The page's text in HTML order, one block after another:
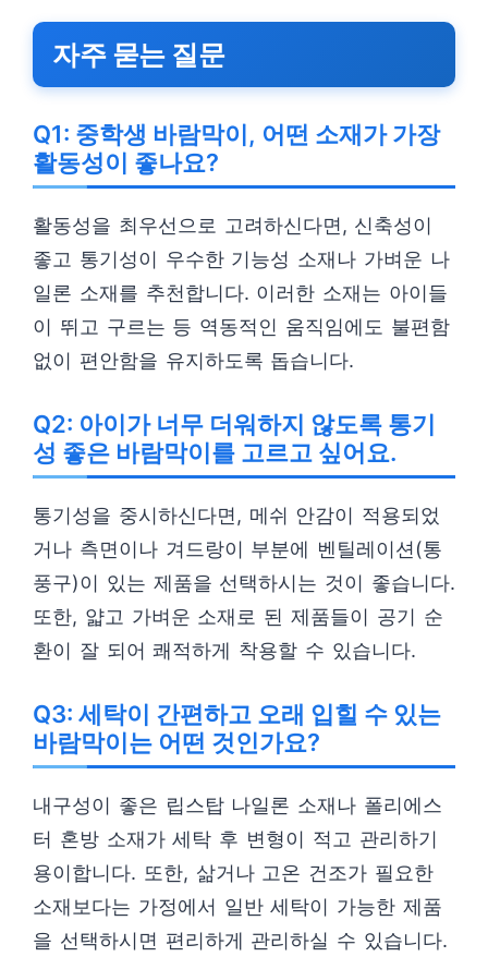
자주 묻는 질문
Q1: 중학생 바람막이, 어떤 소재가 가장
활동성이 좋나요?
활동성을 최우선으로 고려하신다면, 신축성이
좋고 통기성이 우수한 기능성 소재나 가벼운 나
일론 소재를 추천합니다. 이러한 소재는 아이들
이 뛰고 구르는 등 역동적인 움직임에도 불편함
없이 편안함을 유지하도록 돕습니다.
Q2: 아이가 너무 더워하지 않도록 통기
성 좋은 바람막이를 고르고 싶어요.
통기성을 중시하신다면, 메쉬 안감이 적용되었
거나 측면이나 겨드랑이 부분에 벤틸레이션(통
풍구)이 있는 제품을 선택하시는 것이 좋습니다.
또한, 얇고 가벼운 소재로 된 제품들이 공기 순
환이 잘 되어 쾌적하게 착용할 수 있습니다.
Q3: 세탁이 간편하고 오래 입힐 수 있는
바람막이는 어떤 것인가요?
내구성이 좋은 립스탑 나일론 소재나 폴리에스
터 혼방 소재가 세탁 후 변형이 적고 관리하기
용이합니다. 또한, 삶거나 고온 건조가 필요한
소재보다는 가정에서 일반 세탁이 가능한 제품
을 선택하시면 편리하게 관리하실 수 있습니다.